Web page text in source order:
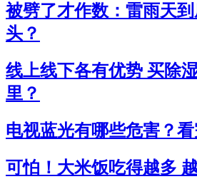
被劈了才作数：雷雨天
头？
线上线下各有优势 买除
里？
电视蓝光有哪些危害？
可怕！大米饭吃得越多